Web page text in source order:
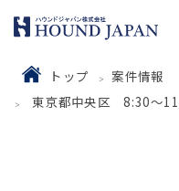
トップ
案件情報
東京都中央区 8:30～